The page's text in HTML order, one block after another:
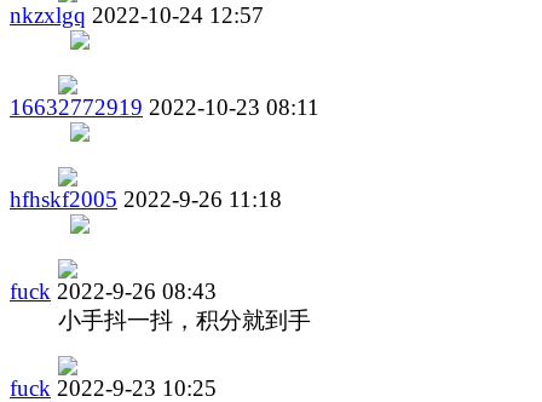
nkzxlgq 2022-10-24 12:57
16632772919 2022-10-23 08:11
hfhskf2005 2022-9-26 11:18
fuck 2022-9-26 08:43
小手抖一抖，积分就到手
fuck 2022-9-23 10:25